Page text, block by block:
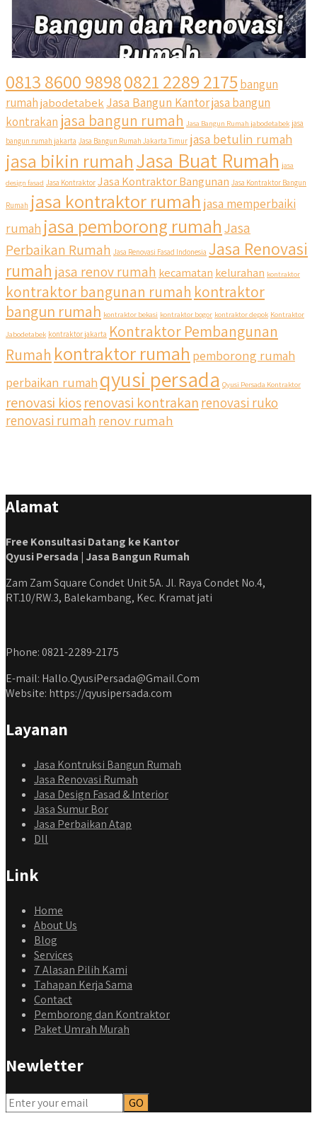
qyusipersada
@qyusipersada 3 years ago
Siapa yang udah masuk List untuk Bangun dan Renovasi
rumah Di @qyusipersada dengan sistem Cicilan ?? 🤗
Untuk informasi lebih lanjut terkait program cicilan ini temen
temen bisa langsung klik link di bio yaa
#jasabangunrumahjakarta #jasarenovasirumahjakarta
#kontraktorjakarta #kontraktorbangunan
#kontraktorbangunanrumah #kontraktorbangunanjakarta
#jasabangunrumahjabodetabek #qyusipersada
qyusipersada
Dalah satu hasil karya Qyusi persada, merenovasi rumah
0813 8600 98980821 2289 2175 bangun
rumahjabodetabek Jasa Bangun Kantorjasa bangun
kontrakan jasa bangun rumah Jasa Bangun Rumah jabodetabek jasa
bangun rumah jakarta Jasa Bangun Rumah Jakarta Timur jasa betulin rumah
jasa bikin rumahJasa Buat Rumah jasa
design fasad Jasa Kontraktor Jasa Kontraktor Bangunan Jasa Kontraktor Bangun
Rumah jasa kontraktor rumah jasa memperbaiki
rumah jasa pemborong rumahJasa
Perbaikan Rumah Jasa Renovasi Fasad Indonesia Jasa Renovasi
rumah jasa renov rumah kecamatan kelurahan kontraktor
kontraktor bangunan rumah kontraktor
bangun rumah kontraktor bekasi kontraktor bogor kontraktor depok Kontraktor
Jabodetabek kontraktor jakarta Kontraktor Pembangunan
Rumah kontraktor rumah pemborong rumah
perbaikan rumah qyusi persada Qyusi Persada Kontraktor
renovasi kiosrenovasi kontrakanrenovasi ruko
renovasi rumah renov rumah
Alamat
Free Konsultasi Datang ke Kantor
Qyusi Persada | Jasa Bangun Rumah
Zam Zam Square Condet Unit 5A. Jl. Raya Condet No.4,
RT.10/RW.3, Balekambang, Kec. Kramat jati
Phone: 0821-2289-2175
E-mail: Hallo.QyusiPersada@Gmail.Com
Website: https://qyusipersada.com
Layanan
Jasa Kontruksi Bangun Rumah
Jasa Renovasi Rumah
Jasa Design Fasad & Interior
Jasa Sumur Bor
Jasa Perbaikan Atap
Dll
Link
Home
About Us
Blog
Services
7 Alasan Pilih Kami
Tahapan Kerja Sama
Contact
Pemborong dan Kontraktor
Paket Umrah Murah
Newletter